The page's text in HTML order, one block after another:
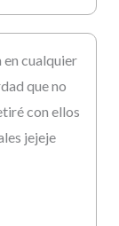
cualquier
que no
con ellos
jejeje